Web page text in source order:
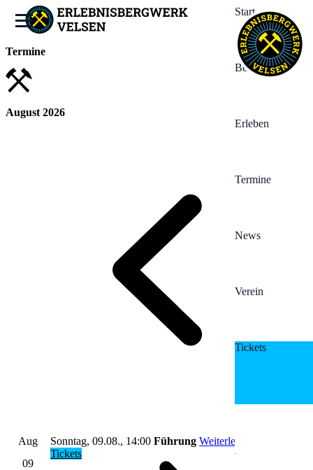
Start
Bergwerk
Erleben
Termine
News
Verein
Tickets
Termine
August 2026
Aug
09
Sonntag, 09.08., 14:00 Führung Weiterlesen
Tickets